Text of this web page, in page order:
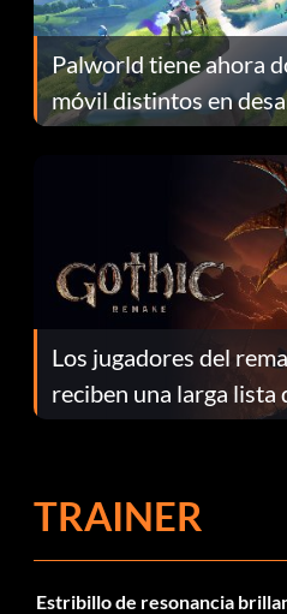
Palworld tiene ahora
móvil distintos en
continuación te
Los jugadores del
reciben una larga lista
el parche 1.0.4
TRAINER
Estribillo de resonancia